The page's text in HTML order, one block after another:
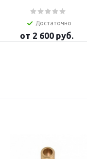
Достаточно
от 2 600 руб.